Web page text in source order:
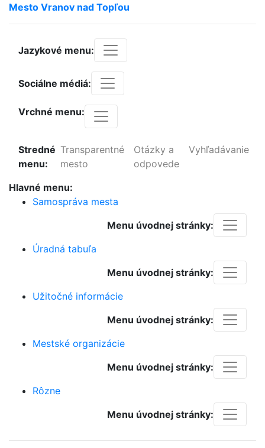
Mesto Vranov nad Topľou
Jazykové menu:
Sociálne médiá:
Vrchné menu:
Stredné
menu:
Transparentné
mesto
Otázky a
odpovede
Vyhľadávanie
Hlavné menu:
Samospráva mesta
Menu úvodnej stránky:
Úradná tabuľa
Menu úvodnej stránky:
Užitočné informácie
Menu úvodnej stránky:
Mestské organizácie
Menu úvodnej stránky:
Rôzne
Menu úvodnej stránky: